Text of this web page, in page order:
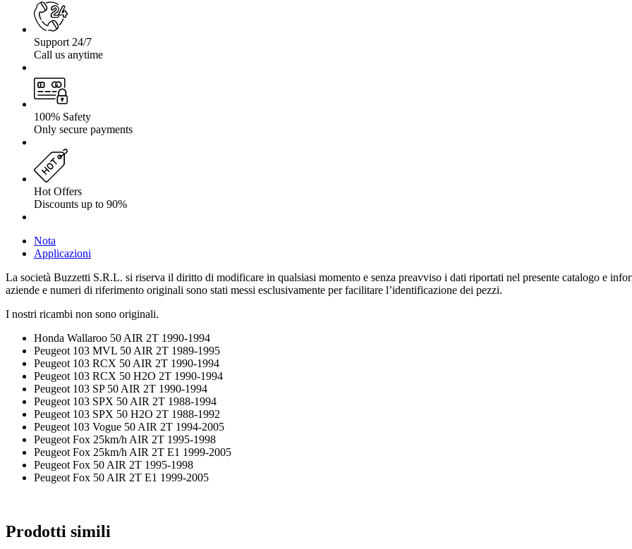
Support 24/7
Call us anytime
100% Safety
Only secure payments
Hot Offers
Discounts up to 90%
Nota
Applicazioni
La società Buzzetti S.R.L. si riserva il diritto di modificare in qualsiasi momento e senza preavviso i dati riportati nel presente catalogo e
aziende e numeri di riferimento originali sono stati messi esclusivamente per facilitare l’identificazione dei pezzi.
I nostri ricambi non sono originali.
Honda Wallaroo 50 AIR 2T 1990-1994
Peugeot 103 MVL 50 AIR 2T 1989-1995
Peugeot 103 RCX 50 AIR 2T 1990-1994
Peugeot 103 RCX 50 H2O 2T 1990-1994
Peugeot 103 SP 50 AIR 2T 1990-1994
Peugeot 103 SPX 50 AIR 2T 1988-1994
Peugeot 103 SPX 50 H2O 2T 1988-1992
Peugeot 103 Vogue 50 AIR 2T 1994-2005
Peugeot Fox 25km/h AIR 2T 1995-1998
Peugeot Fox 25km/h AIR 2T E1 1999-2005
Peugeot Fox 50 AIR 2T 1995-1998
Peugeot Fox 50 AIR 2T E1 1999-2005
Prodotti simili